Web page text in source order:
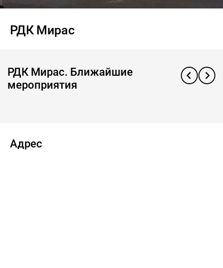
РДК Мирас
РДК Мирас. Ближайшие
мероприятия
Адрес